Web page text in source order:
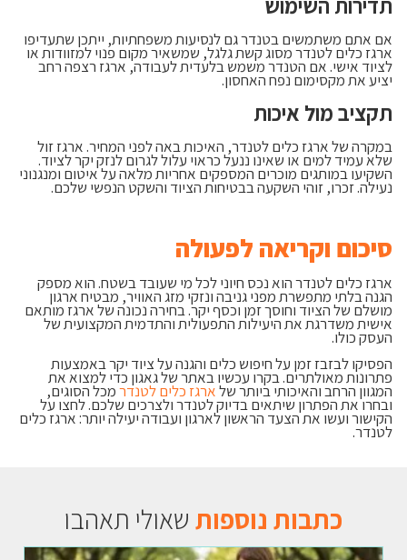
אם אתם משתמשים בטנדר גם לנסיעות משפחתיות, ייתכן שתעדיפו
ארגז כלים לטנדר מסוג קשת גלגל, שמשאיר מקום פנוי למזוודות או
לציוד אישי. אם הטנדר משמש בלעדית לעבודה, ארגז רצפה רחב
יציע את מקסימום נפח האחסון.
תקציב מול איכות
במקרה של ארגז כלים לטנדר, האיכות באה לפני המחיר. ארגז זול
שלא עמיד למים או שאינו ננעל כראוי עלול לגרום לנזק יקר לציוד.
השקיעו במותגים מוכרים המספקים אחריות מלאה על איטום ומנגנוני
נעילה. זכרו, זוהי השקעה בבטיחות הציוד והשקט הנפשי שלכם.
סיכום וקריאה לפעולה
ארגז כלים לטנדר הוא נכס חיוני לכל מי שעובד בשטח. הוא מספק
הגנה בלתי מתפשרת מפני גניבה ונזקי מזג האוויר, מבטיח ארגון
מושלם של הציוד וחוסך זמן וכסף יקר. בחירה נכונה של ארגז מותאם
אישית משדרגת את היעילות התפעולית והתדמית המקצועית של
העסק כולו.
הפסיקו לבזבז זמן על חיפוש כלים והגנה על ציוד יקר באמצעות
פתרונות מאולתרים. בקרו עכשיו באתר של גאגון כדי למצוא את
המגוון הרחב והאיכותי ביותר שלארגז כלים לטנדרמכל הסוגים,
ובחרו את הפתרון שיתאים בדיוק לטנדר ולצרכים שלכם. לחצו על
הקישור ועשו את הצעד הראשון לארגון ועבודה יעילה יותר: ארגז כלים
לטנדר.
כתבות נוספות שאולי תאהבו